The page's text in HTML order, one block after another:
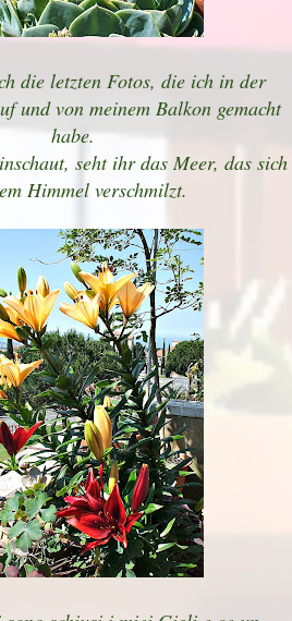
die letzten Fotos, die ich in der
und von meinem Balkon gemacht
habe.
seht ihr das Meer, das sich
Himmel verschmilzt.